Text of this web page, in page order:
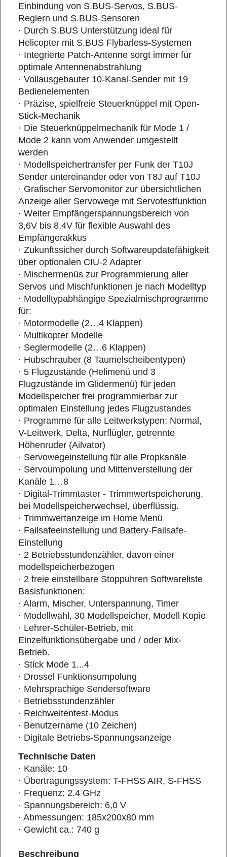
Einbindung von S.BUS-Servos, S.BUS-
Reglern und S.BUS-Sensoren
· Durch S.BUS Unterstützung ideal für
Helicopter mit S.BUS Flybarless-Systemen
· Integrierte Patch-Antenne sorgt immer für
optimale Antennenabstrahlung
· Vollausgebauter 10-Kanal-Sender mit 19
Bedienelementen
· Präzise, spielfreie Steuerknüppel mit Open-
Stick-Mechanik
· Die Steuerknüppelmechanik für Mode 1 /
Mode 2 kann vom Anwender umgestellt
werden
· Modellspeichertransfer per Funk der T10J
Sender untereinander oder von T8J auf T10J
· Grafischer Servomonitor zur übersichtlichen
Anzeige aller Servowege mit Servotestfunktion
· Weiter Empfängerspannungsbereich von
3,6V bis 8,4V für flexible Auswahl des
Empfängerakkus
· Zukunftssicher durch Softwareupdatefähigkeit
über optionalen CIU-2 Adapter
· Mischermenüs zur Programmierung aller
Servos und Mischfunktionen je nach Modelltyp
· Modelltypabhängige Spezialmischprogramme
für:
· Motormodelle (2…4 Klappen)
· Multikopter Modelle
· Seglermodelle (2…6 Klappen)
· Hubschrauber (8 Taumelscheibentypen)
· 5 Flugzustände (Helimenü und 3
Flugzustände im Glidermenü) für jeden
Modellspeicher frei programmierbar zur
optimalen Einstellung jedes Flugzustandes
· Programme für alle Leitwerkstypen: Normal,
V-Leitwerk, Delta, Nurflügler, getrennte
Höhenruder (Ailvator)
· Servowegeinstellung für alle Propkanäle
· Servoumpolung und Mittenverstellung der
Kanäle 1…8
· Digital-Trimmtaster - Trimmwertspeicherung,
bei Modellspeicherwechsel, überflüssig.
· Trimmwertanzeige im Home Menü
· Failsafeeinstellung und Battery-Failsafe-
Einstellung
· 2 Betriebsstundenzähler, davon einer
modellspeicherbezogen
· 2 freie einstellbare Stoppuhren Softwareliste
Basisfunktionen:
· Alarm, Mischer, Unterspannung, Timer
· Modellwahl, 30 Modellspeicher, Modell Kopie
· Lehrer-Schüler-Betrieb, mit
Einzelfunktionsübergabe und / oder Mix-
Betrieb.
· Stick Mode 1...4
· Drossel Funktionsumpolung
· Mehrsprachige Sendersoftware
· Betriebsstundenzähler
· Reichweitentest-Modus
· Benutzername (10 Zeichen)
· Digitale Betriebs-Spannungsanzeige
Technische Daten
· Kanäle: 10
· Übertragungssystem: T-FHSS AIR, S-FHSS
· Frequenz: 2.4 GHz
· Spannungsbereich: 6,0 V
· Abmessungen: 185x200x80 mm
· Gewicht ca.: 740 g
Beschreibung